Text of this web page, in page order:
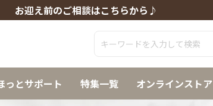
お迎え前のご相談はこちらから♪
っとサポート 特集一覧 オンラインストア